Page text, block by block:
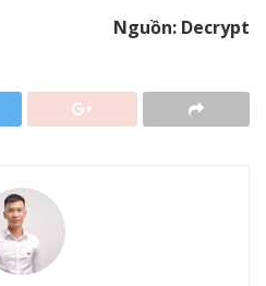
Nguồn: Decrypt